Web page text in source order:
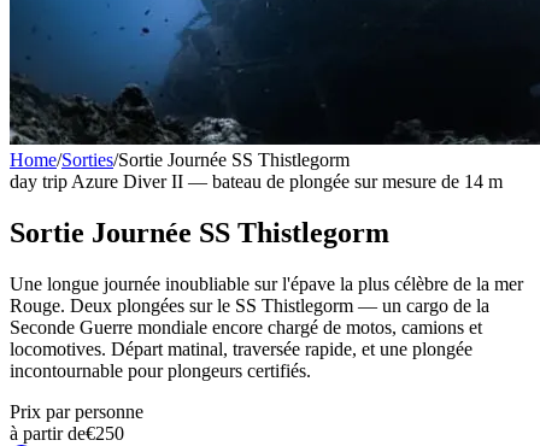
Home/Sorties/Sortie Journée SS Thistlegorm
day tripAzure Diver II — bateau de plongée sur mesure de 14 m
Sortie Journée SS Thistlegorm
Une longue journée inoubliable sur l'épave la plus célèbre de la mer
Rouge. Deux plongées sur le SS Thistlegorm — un cargo de la
Seconde Guerre mondiale encore chargé de motos, camions et
locomotives. Départ matinal, traversée rapide, et une plongée
incontournable pour plongeurs certifiés.
Prix par personne
à partir de€250